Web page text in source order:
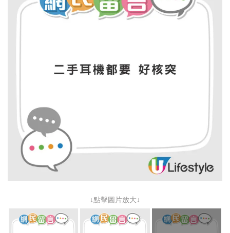
↓點擊圖片放大↓